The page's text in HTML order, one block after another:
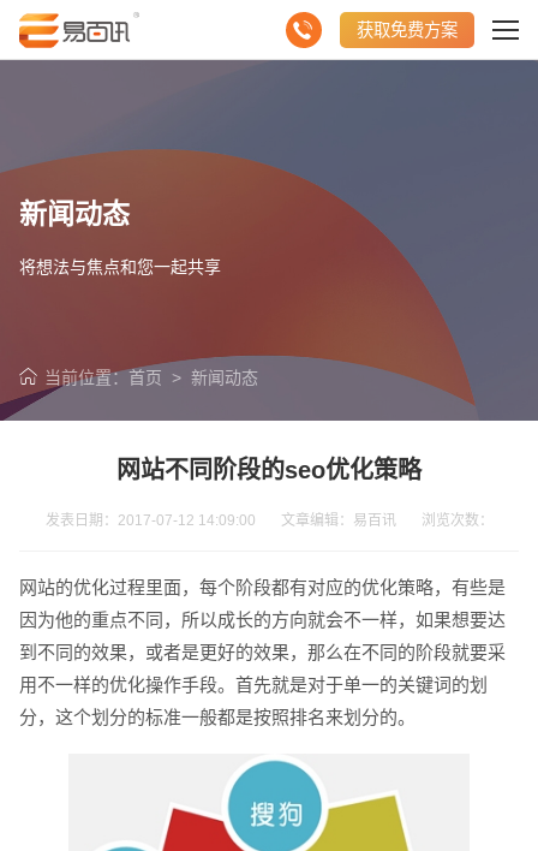
获取免费方案
新闻动态
将想法与焦点和您一起共享
当前位置： 首页 > 新闻动态
网站不同阶段的seo优化策略
发表日期：2017-07-12 14:09:00 文章编辑：易百讯 浏览次数：
网站的优化过程里面，每个阶段都有对应的优化策略，有些是
因为他的重点不同，所以成长的方向就会不一样，如果想要达
到不同的效果，或者是更好的效果，那么在不同的阶段就要采
用不一样的优化操作手段。首先就是对于单一的关键词的划
分，这个划分的标准一般都是按照排名来划分的。
请输入您的公司名称